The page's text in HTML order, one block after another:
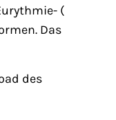
(
Das
des